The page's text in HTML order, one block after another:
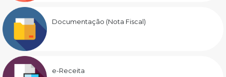
Documentação (Nota Fiscal)
e-Receita